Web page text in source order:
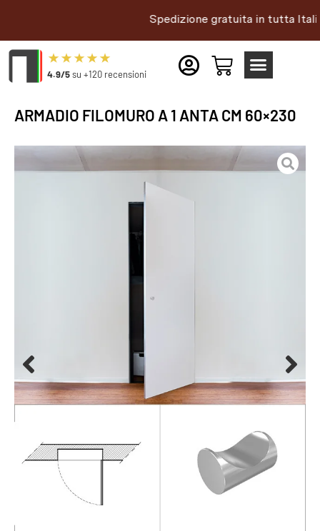
Spedizione gratuita in tutta Italia |
4.9/5su +120 recensioni
ARMADIO FILOMURO A 1 ANTA CM 60×230